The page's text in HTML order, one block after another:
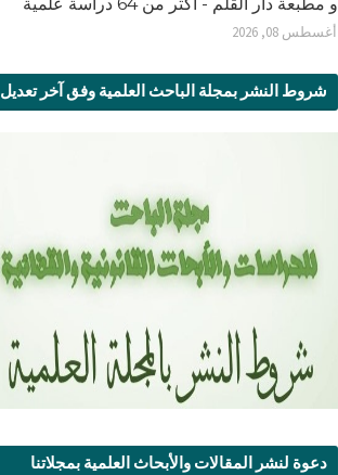
أغسطس 08, 2026
شروط النشر بمجلة الباحث العلمية وفق آخر تعديل
دعوة لنشر المقالات والأبحاث العلمية بمجلاتنا